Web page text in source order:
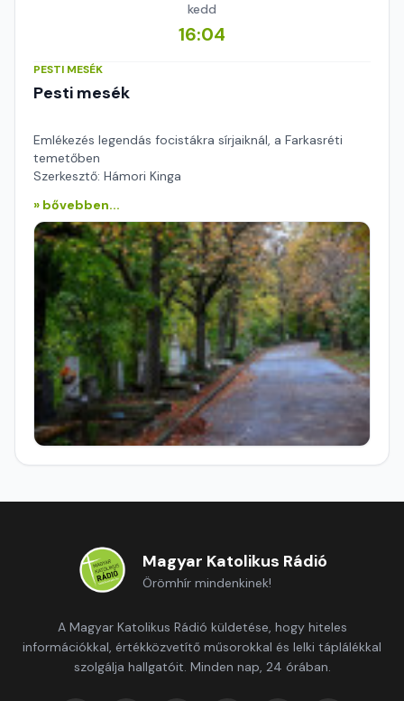
kedd
16:04
PESTI MESÉK
Pesti mesék
Emlékezés legendás focistákra sírjaiknál, a Farkasréti
temetőben
Szerkesztő: Hámori Kinga
» bővebben...
Magyar Katolikus Rádió
Örömhír mindenkinek!
A Magyar Katolikus Rádió küldetése, hogy hiteles
információkkal, értékközvetítő műsorokkal és lelki táplálékkal
szolgálja hallgatóit. Minden nap, 24 órában.